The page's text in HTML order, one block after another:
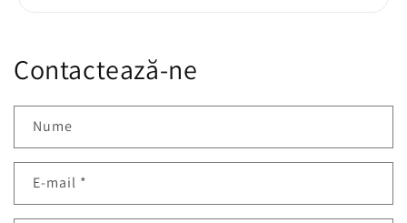
Contactează-ne
Nume
E-mail *